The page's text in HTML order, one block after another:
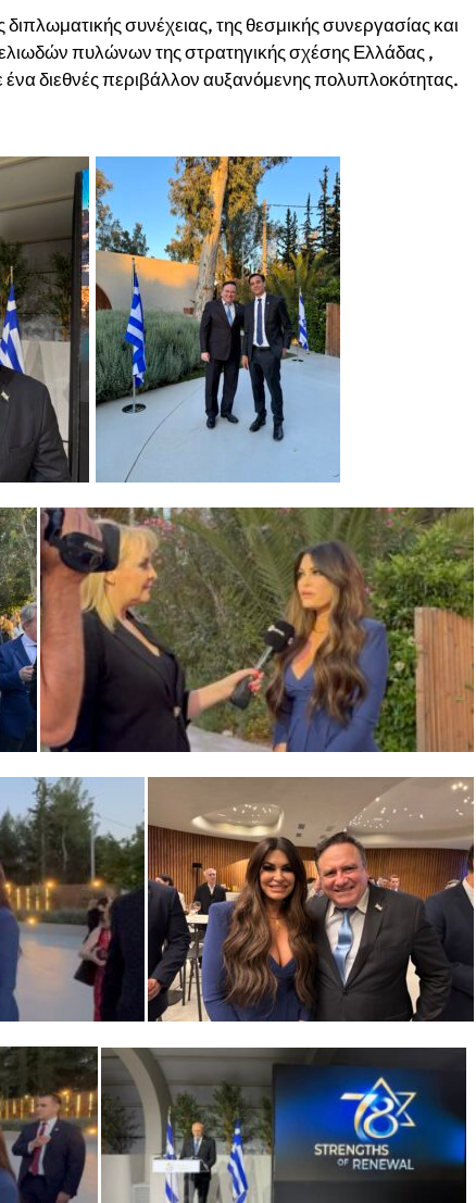
συνέχειας, της θεσμικής συνεργασίας και
πυλώνων της στρατηγικής σχέσης Ελλάδας ,
διεθνές περιβάλλον αυξανόμενης πολυπλοκότητας.